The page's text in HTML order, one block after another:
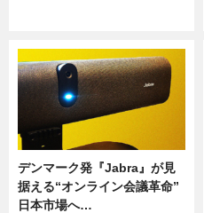
デンマーク発『Jabra』が見
据える“オンライン会議革命”
日本市場へ…